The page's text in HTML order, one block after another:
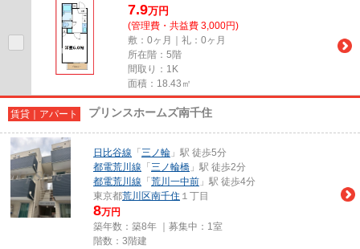
7.9万円
(管理費・共益費 3,000円)
敷：0ヶ月｜礼：0ヶ月
所在階：5階
間取り：1K
面積：18.43㎡
賃貸｜アパート プリンスホームズ南千住
日比谷線 「 三ノ輪 」駅 徒歩5分
都電荒川線 「 三ノ輪橋 」駅 徒歩2分
都電荒川線 「 荒川一中前 」駅 徒歩4分
東京都荒川区南千住 １丁目
8万円
築年数：築8年 ｜募集中： 1室
階数：3階建